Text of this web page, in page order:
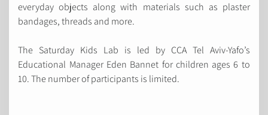
everyday objects along with materials such as plaster
bandages, threads and more.
The Saturday Kids Lab is led by CCA Tel Aviv-Yafo’s
Educational Manager Eden Bannet for children ages 6 to
10. The number of participants is limited.